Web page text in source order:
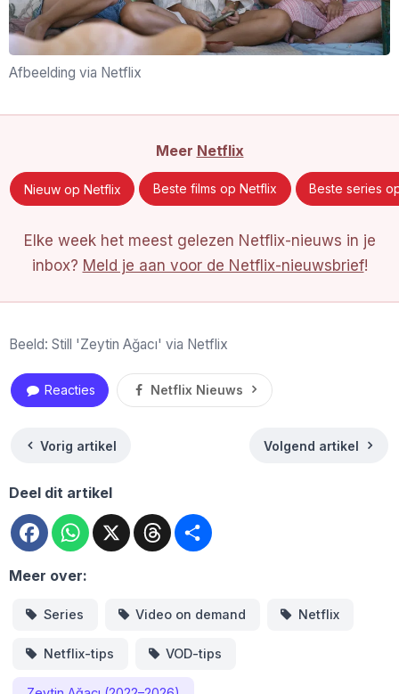
Afbeelding via Netflix
Meer Netflix
Nieuw op Netflix Beste films op Netflix Beste series
Elke week het meest gelezen Netflix-nieuws in je
inbox? Meld je aan voor de Netflix-nieuwsbrief!
Beeld: Still 'Zeytin Ağacı' via Netflix
Reacties Netflix Nieuws
Vorig artikel Volgend artikel
Deel dit artikel
FacebookWhatsApp
X Threads
Meer over:
Series Video on demand Netflix
Netflix-tips VOD-tips